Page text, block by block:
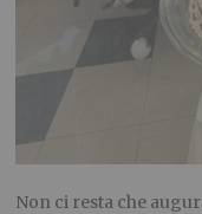
Non ci resta che